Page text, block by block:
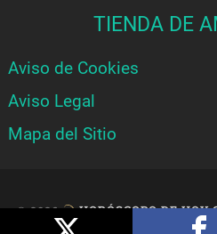
TIENDA DE
Aviso de Cookies
Aviso Legal
Mapa del Sitio
© 2026 HORÓSCOPO DE HOY